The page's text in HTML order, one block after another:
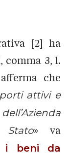
[2] ha
comma 3, l.
che
attivi e
Stato» va
i beni da